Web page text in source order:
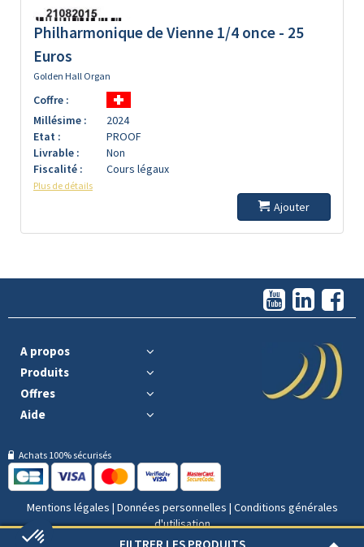
Philharmonique de Vienne 1/4 once - 25
Euros
Golden Hall Organ
Coffre :
Millésime :
2024
Etat :
PROOF
Livrable :
Non
Fiscalité :
Cours légaux
Plus de détails
Ajouter
A propos
Produits
Offres
Aide
Achats 100% sécurisés
Mentions légales | Données personnelles | Conditions générales
d'utilisation